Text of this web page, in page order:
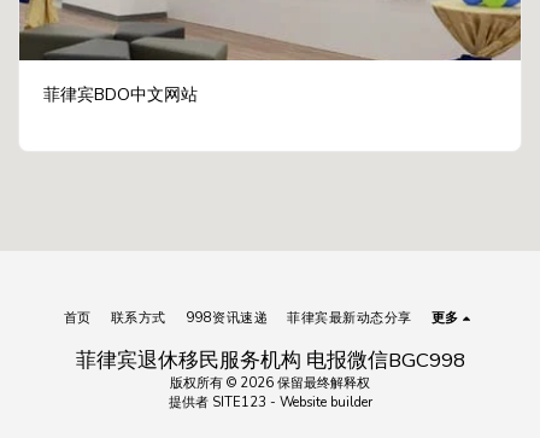
菲律宾BDO中文网站
菲律宾退休移民服务机构 电报微信BGC998
版权所有 © 2026 保留最终解释权
提供者 SITE123 - Website builder
首页 联系方式 998资讯速递 菲律宾最新动态分享 更多